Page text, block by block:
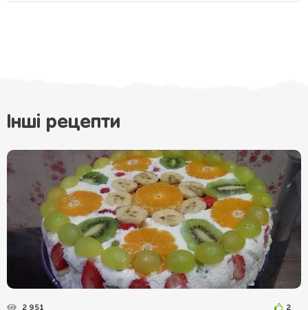
Інші рецепти
2 951 2